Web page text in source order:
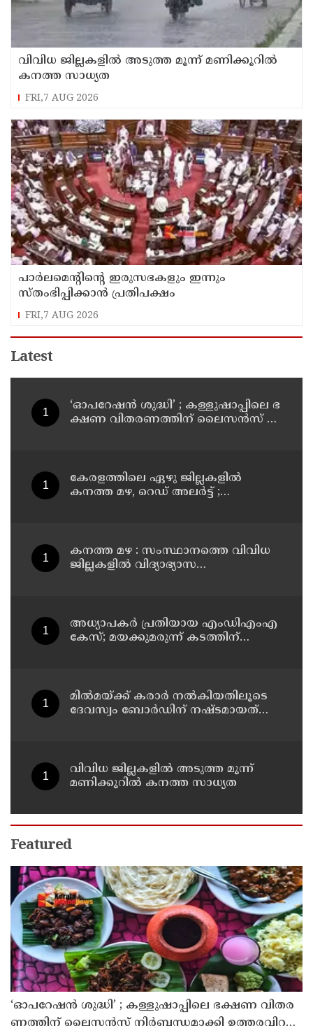
വിവിധ ജില്ലകളില്‍ അടുത്ത മൂന്ന് മണിക്കൂറില്‍
കനത്ത സാധ്യത
FRI,7 AUG 2026
പാര്‍ലമെന്റിന്റെ ഇരുസഭകളും ഇന്നും
സ്തംഭിപ്പിക്കാന്‍ പ്രതിപക്ഷം
FRI,7 AUG 2026
Latest
‘ഓ​പ​റേ​ഷ​ൻ ശു​ദ്ധി’ ; ക​ള്ളു​ഷാ​പ്പി​ലെ ഭ​
ക്ഷ​ണ വി​ത​ര​ണ​ത്തി​ന് ലൈ​സ​ൻ​സ് നി​
കേരളത്തിലെ ഏഴു ജില്ലകളിൽ
കനത്ത മഴ, റെഡ് അലർട്ട് ;
കനത്ത മഴ : സംസ്ഥാനത്തെ വിവിധ
ജില്ലകളിൽ വിദ്യാഭ്യാസ
അധ്യാപകര്‍ പ്രതിയായ എംഡിഎംഎ
കേസ്; മയക്കുമരുന്ന് കടത്തിന്
മില്‍മയ്ക്ക് കരാര്‍ നല്‍കിയതിലൂടെ
ദേവസ്വം ബോര്‍ഡിന് നഷ്ടമായത്
വിവിധ ജില്ലകളില്‍ അടുത്ത മൂന്ന്
മണിക്കൂറില്‍ കനത്ത സാധ്യത
Featured
‘ഓ​പ​റേ​ഷ​ൻ ശു​ദ്ധി’ ; ക​ള്ളു​ഷാ​പ്പി​ലെ ഭ​ക്ഷ​ണ വി​ത​ര​